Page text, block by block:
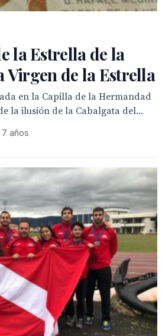
la Estrella de la
Virgen de la Estrella
en la Capilla de la Hermandad
la ilusión de la Cabalgata del...
años